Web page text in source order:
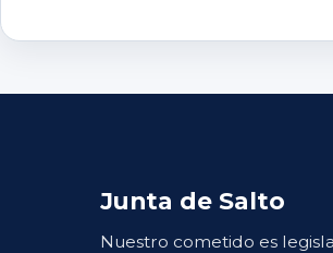
Junta de Salto
Nuestro cometido es